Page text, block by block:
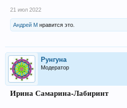
21 июл 2022
Андрей М нравится это.
Рунгуна
Модератор
Ирина Самарина-Лабиринт